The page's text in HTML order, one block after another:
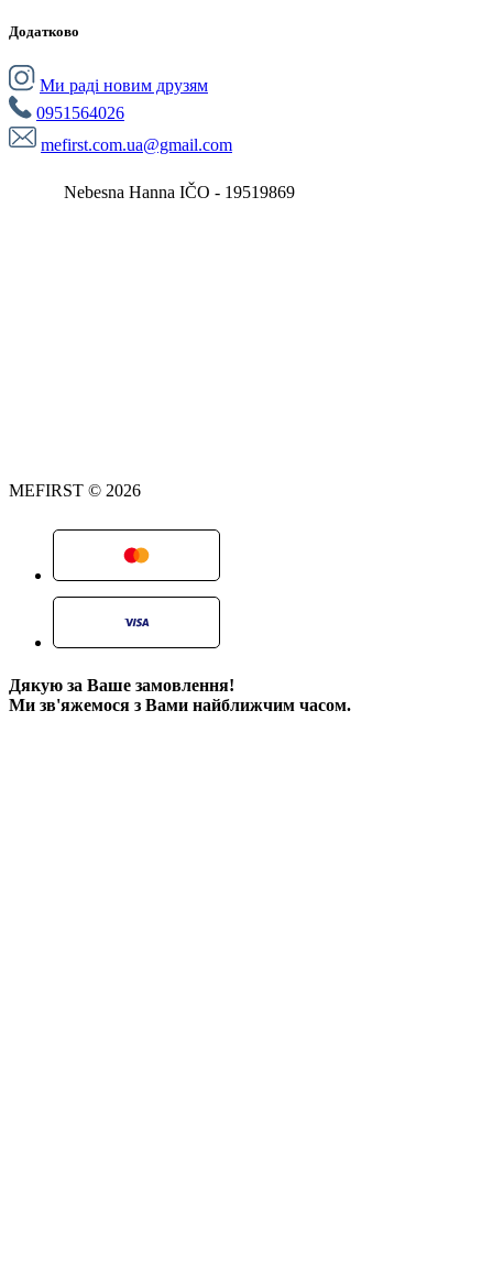
Додатково
Ми раді новим друзям
0951564026
mefirst.com.ua@gmail.com
Nebesna Hanna IČO - 19519869
MEFIRST © 2026
Дякую за Ваше замовлення!
Ми зв'яжемося з Вами найближчим часом.